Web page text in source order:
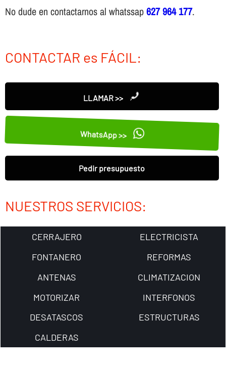
No dude en contactarnos al whatssap627 964 177.
CONTACTAR es FÁCIL:
LLAMAR >>
WhatsApp >>
Pedir presupuesto
NUESTROS SERVICIOS:
CERRAJERO
ELECTRICISTA
FONTANERO
REFORMAS
ANTENAS
CLIMATIZACION
MOTORIZAR
INTERFONOS
DESATASCOS
ESTRUCTURAS
CALDERAS